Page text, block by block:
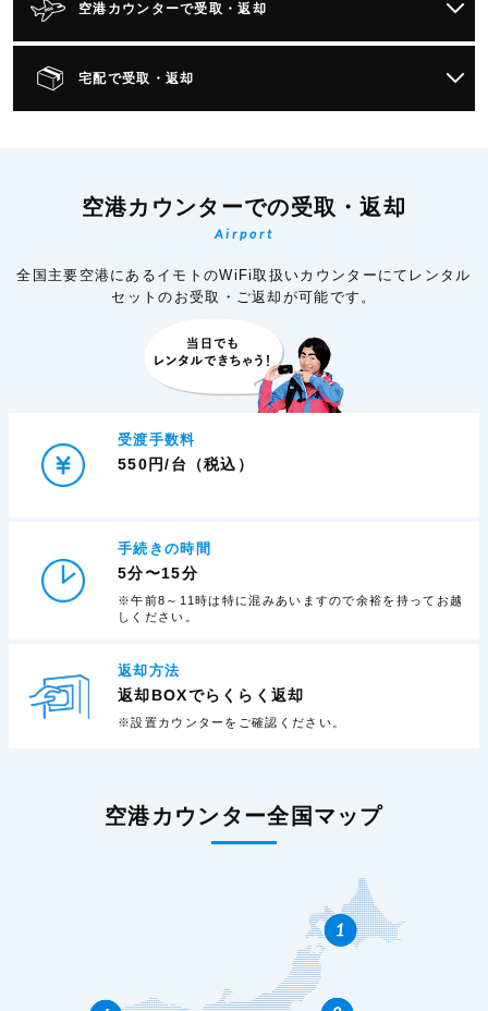
空港カウンターで受取・返却
宅配で受取・返却
空港カウンターでの受取・返却
Airport
全国主要空港にあるイモトのWiFi取扱いカウンターにてレンタル
セットのお受取・ご返却が可能です。
受渡手数料
550円/台（税込）
手続きの時間
5分〜15分
※午前8～11時は特に混みあいますので余裕を持ってお越
しください。
返却方法
返却BOXでらくらく返却
※設置カウンターをご確認ください。
空港カウンター全国マップ